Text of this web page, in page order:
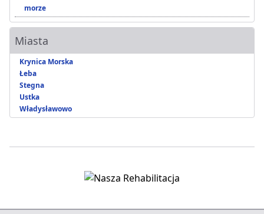
morze
Miasta
Krynica Morska
Łeba
Stegna
Ustka
Władysławowo